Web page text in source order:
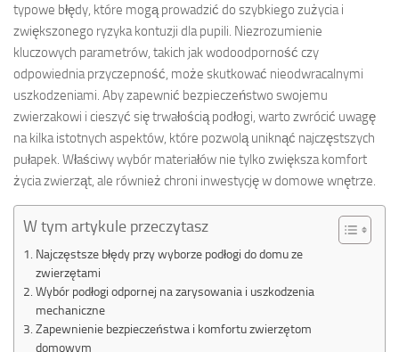
typowe błędy, które mogą prowadzić do szybkiego zużycia i
zwiększonego ryzyka kontuzji dla pupili. Niezrozumienie
kluczowych parametrów, takich jak wodoodporność czy
odpowiednia przyczepność, może skutkować nieodwracalnymi
uszkodzeniami. Aby zapewnić bezpieczeństwo swojemu
zwierzakowi i cieszyć się trwałością podłogi, warto zwrócić uwagę
na kilka istotnych aspektów, które pozwolą uniknąć najczęstszych
pułapek. Właściwy wybór materiałów nie tylko zwiększa komfort
życia zwierząt, ale również chroni inwestycję w domowe wnętrze.
W tym artykule przeczytasz
Najczęstsze błędy przy wyborze podłogi do domu ze
zwierzętami
Wybór podłogi odpornej na zarysowania i uszkodzenia
mechaniczne
Zapewnienie bezpieczeństwa i komfortu zwierzętom
domowym